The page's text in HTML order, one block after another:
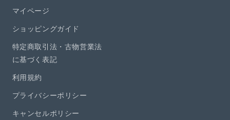
マイページ
ショッピングガイド
特定商取引法・古物営業法
に基づく表記
利用規約
プライバシーポリシー
キャンセルポリシー